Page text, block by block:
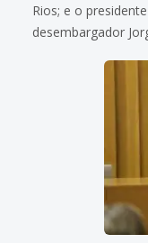
Rios; e o
desembargador